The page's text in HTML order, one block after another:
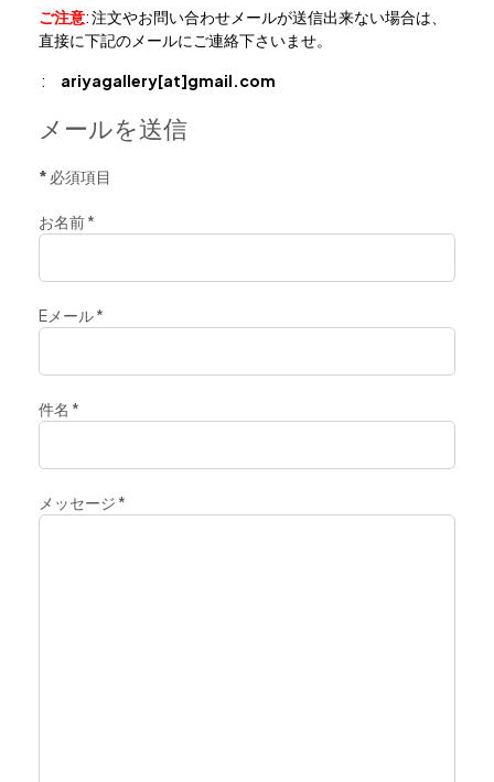
ご注意: 注文やお問い合わせメールが送信出来ない場合は、
直接に下記のメールにご連絡下さいませ。
: ariyagallery[at]gmail.com
メールを送信
* 必須項目
お名前*
Eメール*
件名 *
メッセージ *